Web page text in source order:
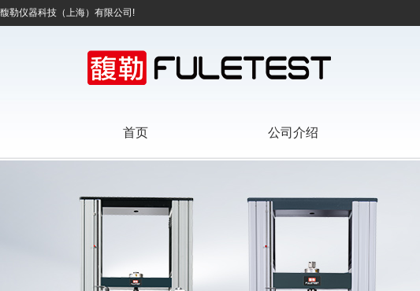
馥勒仪器科技（上海）有限公司!
首页 公司介绍